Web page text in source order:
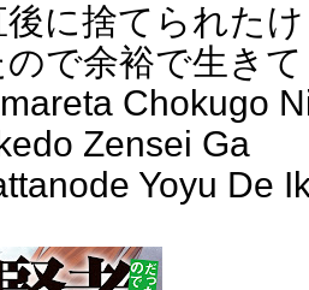
に捨てられた
で余裕で生き
Chokugo
Zensei Ga
Yoyu De